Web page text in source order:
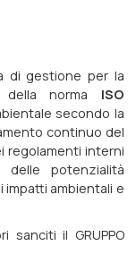
di gestione per la
norma ISO
secondo la
continuo del
regolamenti interni
potenzialità
impatti ambientali e
sanciti il GRUPPO